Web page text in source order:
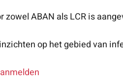
ABAN als LCR is
op het gebied van